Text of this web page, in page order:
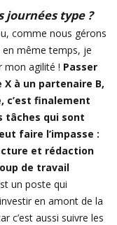
journées type ?
comme nous gérons
même temps, je
mon agilité ! Passer
X à un partenaire B,
c’est finalement
tâches qui sont
faire l’impasse :
et rédaction
de travail
un poste qui
en amont de la
c’est aussi suivre les